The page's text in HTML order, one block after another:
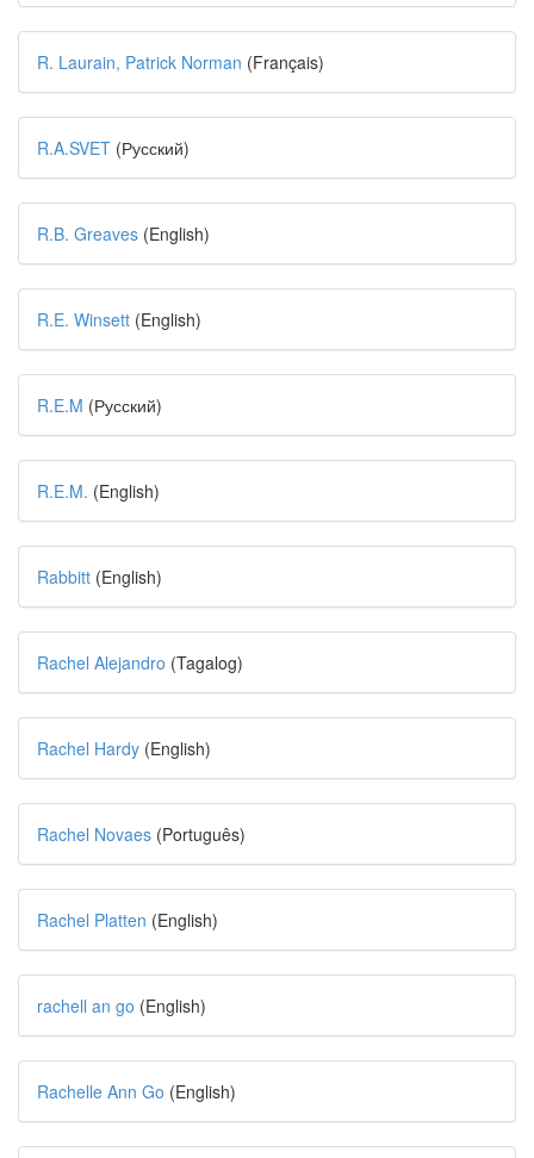
R. Laurain, Patrick Norman (Français)
R.A.SVET (Русский)
R.B. Greaves (English)
R.E. Winsett (English)
R.E.M (Русский)
R.E.M. (English)
Rabbitt (English)
Rachel Alejandro (Tagalog)
Rachel Hardy (English)
Rachel Novaes (Português)
Rachel Platten (English)
rachell an go (English)
Rachelle Ann Go (English)